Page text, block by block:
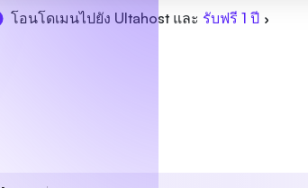
โอนโดเมนไปยัง Ultahost และ รับฟรี 1 ปี